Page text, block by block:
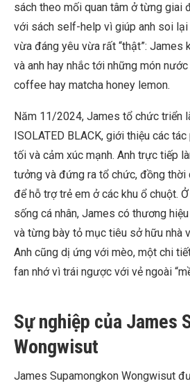
sách theo mối quan tâm ở từng giai
với sách self-help vì giúp anh soi
vừa đáng yêu vừa rất “thật”: James
và anh hay nhắc tới những món
coffee hay matcha honey lemon.
Năm 11/2024, James tổ chức triển
ISOLATED BLACK, giới thiệu các
tối và cảm xúc mạnh. Anh trực tiếp
tưởng và đứng ra tổ chức, đồng thời
để hỗ trợ trẻ em ở các khu ổ chuột.
sống cá nhân, James có thương
và từng bày tỏ mục tiêu sở hữu nhà
Anh cũng dị ứng với mèo, một chi
fan nhớ vì trái ngược với vẻ ngoài
Sự nghiệp của James
Wongwisut
James Supamongkon Wongwisut